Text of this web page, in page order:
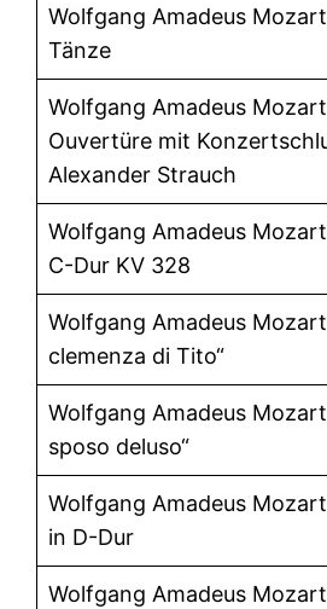
Wolfgang Amadeus
Tänze
Wolfgang Amadeus
Ouvertüre mit
Alexander Strauch
Wolfgang Amadeus
C-Dur KV 328
Wolfgang Amadeus
clemenza di Tito“
Wolfgang Amadeus
sposo deluso“
Wolfgang Amadeus
in D-Dur
Wolfgang Amadeus